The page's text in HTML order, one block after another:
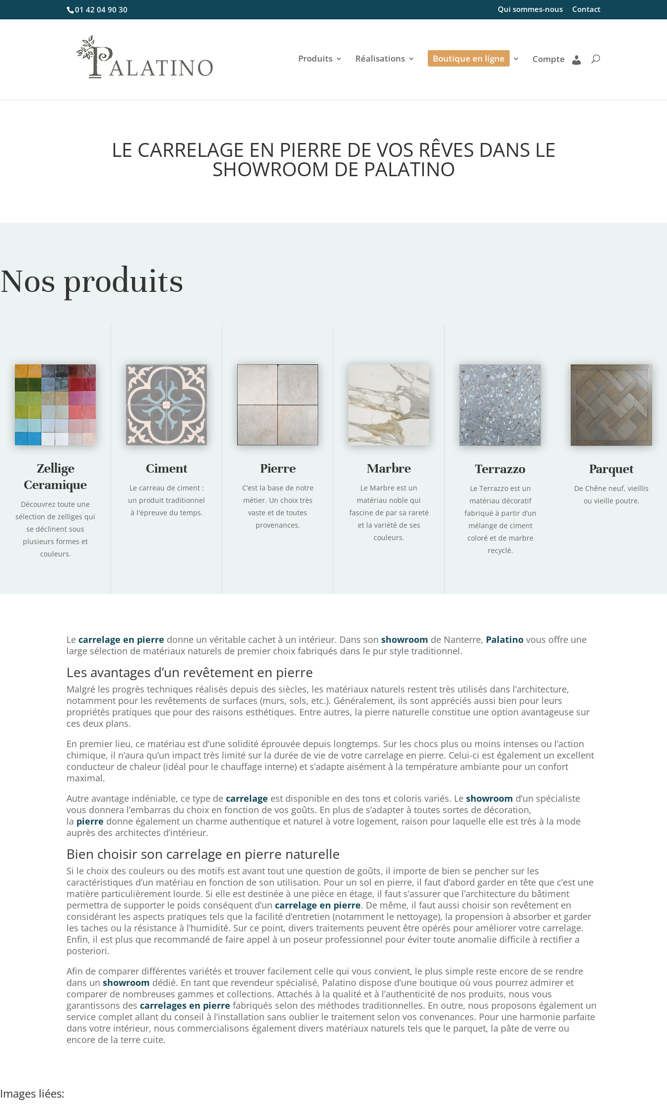
01 42 04 90 30 Qui sommes-nous Contact
Produits Réalisations Boutique en ligne Compte
LE CARRELAGE EN PIERRE DE VOS RÊVES DANS LE
SHOWROOM DE PALATINO
Nos produits
Zellige
Ceramique
Découvrez toute une
sélection de zelliges qui
se déclinent sous
plusieurs formes et
couleurs.
Ciment
Le carreau de ciment :
un produit traditionnel
à l'épreuve du temps.
Pierre
C’est la base de notre
métier. Un choix très
vaste et de toutes
provenances.
Marbre
Le Marbre est un
matériau noble qui
fascine de par sa rareté
et la variété de ses
couleurs.
Terrazzo
Le Terrazzo est un
matériau décoratif
fabriqué à partir d’un
mélange de ciment
coloré et de marbre
recyclé.
Parquet
De Chêne neuf, vieillis
ou vieille poutre.
Lecarrelage en pierre donne un véritable cachet à un intérieur. Dans sonshowroom de Nanterre, Palatino vous offre une
large sélection de matériaux naturels de premier choix fabriqués dans le pur style traditionnel.
Les avantages d’un revêtement en pierre
Malgré les progrès techniques réalisés depuis des siècles, les matériaux naturels restent très utilisés dans l’architecture,
notamment pour les revêtements de surfaces (murs, sols, etc.). Généralement, ils sont appréciés aussi bien pour leurs
propriétés pratiques que pour des raisons esthétiques. Entre autres, la pierre naturelle constitue une option avantageuse sur
ces deux plans.
En premier lieu, ce matériau est d’une solidité éprouvée depuis longtemps. Sur les chocs plus ou moins intenses ou l’action
chimique, il n’aura qu’un impact très limité sur la durée de vie de votre carrelage en pierre. Celui-ci est également un excellent
conducteur de chaleur (idéal pour le chauffage interne) et s’adapte aisément à la température ambiante pour un confort
maximal.
Autre avantage indéniable, ce type decarrelage est disponible en des tons et coloris variés. Leshowroom d’un spécialiste
vous donnera l’embarras du choix en fonction de vos goûts. En plus de s’adapter à toutes sortes de décoration,
la pierre donne également un charme authentique et naturel à votre logement, raison pour laquelle elle est très à la mode
auprès des architectes d’intérieur.
Bien choisir son carrelage en pierre naturelle
Si le choix des couleurs ou des motifs est avant tout une question de goûts, il importe de bien se pencher sur les
caractéristiques d’un matériau en fonction de son utilisation. Pour un sol en pierre, il faut d’abord garder en tête que c’est une
matière particulièrement lourde. Si elle est destinée à une pièce en étage, il faut s’assurer que l’architecture du bâtiment
permettra de supporter le poids conséquent d’uncarrelage en pierre. De même, il faut aussi choisir son revêtement en
considérant les aspects pratiques tels que la facilité d’entretien (notamment le nettoyage), la propension à absorber et garder
les taches ou la résistance à l’humidité. Sur ce point, divers traitements peuvent être opérés pour améliorer votre carrelage.
Enfin, il est plus que recommandé de faire appel à un poseur professionnel pour éviter toute anomalie difficile à rectifier a
posteriori.
Afin de comparer différentes variétés et trouver facilement celle qui vous convient, le plus simple reste encore de se rendre
dans unshowroom dédié. En tant que revendeur spécialisé, Palatino dispose d’une boutique où vous pourrez admirer et
comparer de nombreuses gammes et collections. Attachés à la qualité et à l’authenticité de nos produits, nous vous
garantissons descarrelages en pierre fabriqués selon des méthodes traditionnelles. En outre, nous proposons également un
service complet allant du conseil à l’installation sans oublier le traitement selon vos convenances. Pour une harmonie parfaite
dans votre intérieur, nous commercialisons également divers matériaux naturels tels que le parquet, la pâte de verre ou
encore de la terre cuite.
Images liées: